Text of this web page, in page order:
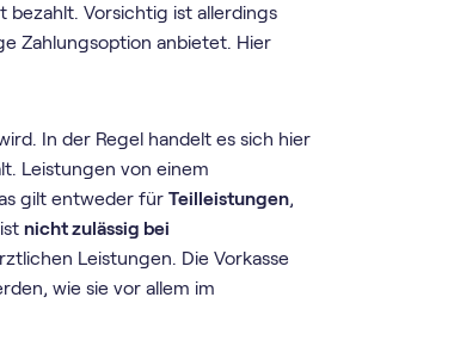
bezahlt. Vorsichtig ist allerdings
Zahlungsoption anbietet. Hier
In der Regel handelt es sich hier
Leistungen von einem
gilt entweder fürTeilleistungen,
istnicht zulässig bei
Leistungen. Die Vorkasse
wie sie vor allem im